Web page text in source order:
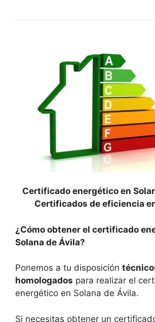
Certificado energético en
Certificados de eficiencia
¿Cómo obtener el certificado
Solana de Ávila?
Ponemos a tu disposición
homologados para realizar el
energético en Solana de Ávila.
Si necesitas obtener un